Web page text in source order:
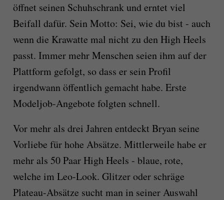
öffnet seinen Schuhschrank und erntet viel
Beifall dafür. Sein Motto: Sei, wie du bist - auch
wenn die Krawatte mal nicht zu den High Heels
passt. Immer mehr Menschen seien ihm auf der
Plattform gefolgt, so dass er sein Profil
irgendwann öffentlich gemacht habe. Erste
Modeljob-Angebote folgten schnell.
Vor mehr als drei Jahren entdeckt Bryan seine
Vorliebe für hohe Absätze. Mittlerweile habe er
mehr als 50 Paar High Heels - blaue, rote,
welche im Leo-Look. Glitzer oder schräge
Plateau-Absätze sucht man in seiner Auswahl